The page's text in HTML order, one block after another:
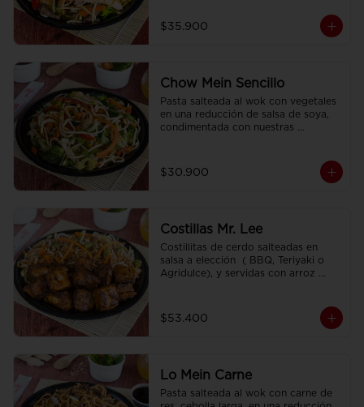
$35.900
Chow Mein Sencillo
Pasta salteada al wok con vegetales
en una reducción de salsa de soya,
condimentada con nuestras
$30.900
Costillas Mr. Lee
Costillitas de cerdo salteadas en
salsa a elección  ( BBQ, Teriyaki o
Agridulce), y servidas con arroz
$53.400
Lo Mein Carne
Pasta salteada al wok con carne de